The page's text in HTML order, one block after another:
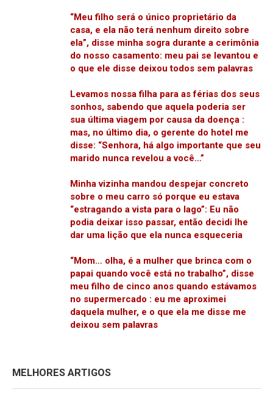
“Meu filho será o único proprietário da
casa, e ela não terá nenhum direito sobre
ela”, disse minha sogra durante a cerimônia
do nosso casamento: meu pai se levantou e
o que ele disse deixou todos sem palavras
Levamos nossa filha para as férias dos seus
sonhos, sabendo que aquela poderia ser
sua última viagem por causa da doença :
mas, no último dia, o gerente do hotel me
disse: “Senhora, há algo importante que seu
marido nunca revelou a você…”
Minha vizinha mandou despejar concreto
sobre o meu carro só porque eu estava
“estragando a vista para o lago”: Eu não
podia deixar isso passar, então decidi lhe
dar uma lição que ela nunca esqueceria
“Mom… olha, é a mulher que brinca com o
papai quando você está no trabalho”, disse
meu filho de cinco anos quando estávamos
no supermercado : eu me aproximei
daquela mulher, e o que ela me disse me
deixou sem palavras
MELHORES ARTIGOS